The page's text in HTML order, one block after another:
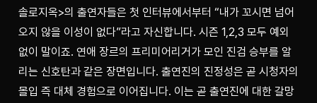
솔로지옥>의 출연자들은 첫 인터뷰에서부터 “내가 꼬시면 넘어
오지 않을 이성이 없다”라고 자신합니다. 시즌 1,2,3 모두 예외
없이 말이죠. 연애 장르의 프리미어리거가 모인 진검 승부를 알
리는 신호탄과 같은 장면입니다. 출연진의 진정성은 곧 시청자의
몰입 즉 대체 경험으로 이어집니다. 이는 곧 출연진에 대한 갈망